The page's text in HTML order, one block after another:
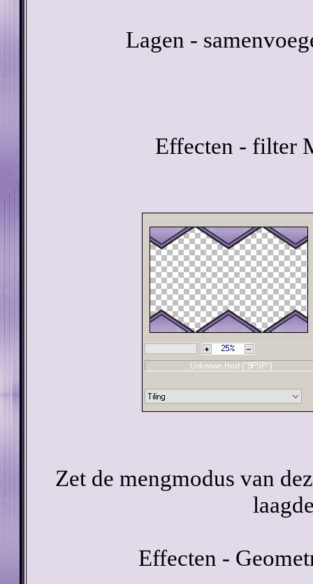
Lagen -
Effecten - filter
Zet de mengmodus van
Effecten -